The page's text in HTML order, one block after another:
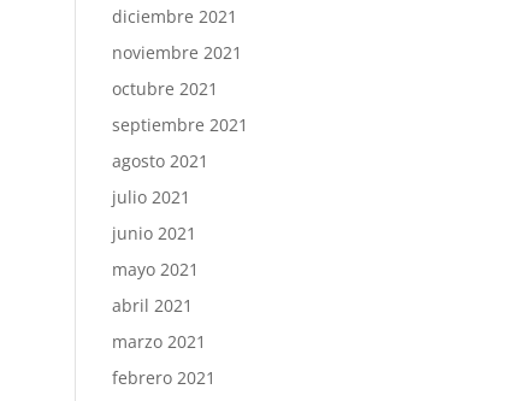
diciembre 2021
noviembre 2021
octubre 2021
septiembre 2021
agosto 2021
julio 2021
junio 2021
mayo 2021
abril 2021
marzo 2021
febrero 2021